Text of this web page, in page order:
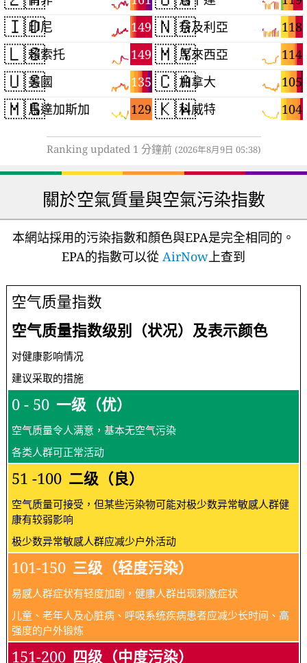
🇮🇩 149
印尼
🇱🇸 149
賴索托
🇺🇸 135
美國
🇲🇬 129
馬達加斯加
🇳🇬 118
奈及利亞
🇲🇾 114
馬來西亞
🇨🇦 105
加拿大
🇰🇼 104
科威特
Ranking updated 1 分鐘前 (2026年8月9日 05:38)
關於空氣質量與空氣污染指數
本網站採用的污染指數和顏色與EPA是完全相同的。
EPA的指數可以從 AirNow上查到
空气质量指数
空气质量指数级别（状况）及表示颜色
对健康影响情况
建议采取的措施
0 - 50 一级（优）
空气质量令人满意，基本无空气污染
各类人群可正常活动
51 -100 二级（良）
空气质量可接受，但某些污染物可能对极少数异常敏感人群健
康有较弱影响
极少数异常敏感人群应减少户外活动
101-150 三级（轻度污染）
易感人群症状有轻度加剧，健康人群出现刺激症状
儿童、老年人及心脏病、呼吸系统疾病患者应减少长时间、高
强度的户外锻炼
151-200 四级（中度污染）